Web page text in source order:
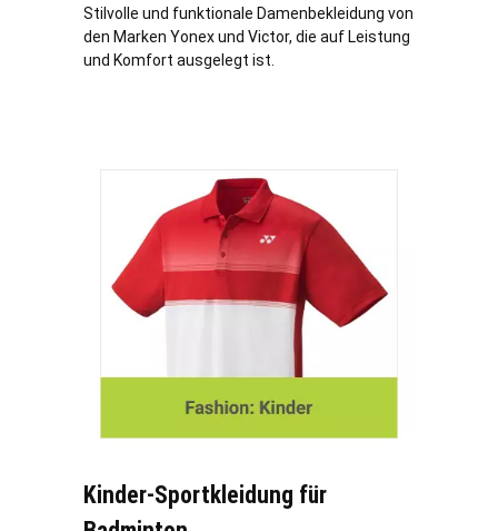
Stilvolle und funktionale Damenbekleidung von
den Marken Yonex und Victor, die auf Leistung
und Komfort ausgelegt ist.
Kinder-Sportkleidung für